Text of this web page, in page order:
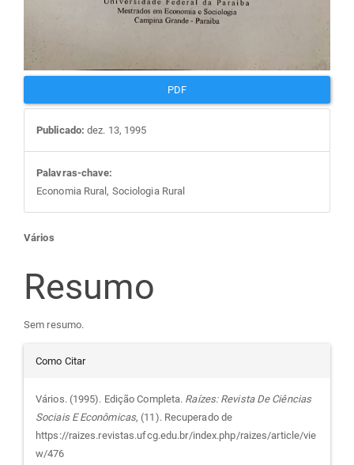
PDF
Publicado: dez. 13, 1995
Palavras-chave:
Economia Rural, Sociologia Rural
Conteúdo
do
artigo
principal
Vários
Resumo
Sem resumo.
Detalhes
do
artigo
Como Citar
Vários. (1995). Edição Completa. Raízes: Revista De Ciências
Sociais E Econômicas, (11). Recuperado de
https://raizes.revistas.ufcg.edu.br/index.php/raizes/article/vie
w/476